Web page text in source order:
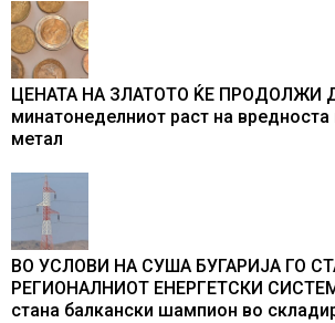
ЦЕНАТА НА ЗЛАТОТО ЌЕ ПРОДОЛЖИ
минатонеделниот раст на
метал
ВО УСЛОВИ НА СУША БУГАРИЈА ГО
РЕГИОНАЛНИОТ ЕНЕРГЕТСКИ СИСТЕМ,
стана балкански шампион во